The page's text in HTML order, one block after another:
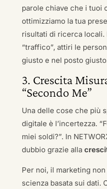
parole chiave che i tuoi
ottimizziamo la tua
risultati di ricerca locali.
“traffico”, attiri le
giusto e nel posto
3. Crescita
“Secondo Me”
Una delle cose che più
digitale è l’incertezza.
miei soldi?”. In
dubbio grazie alla
Per noi, il marketing non
scienza basata sui dati.